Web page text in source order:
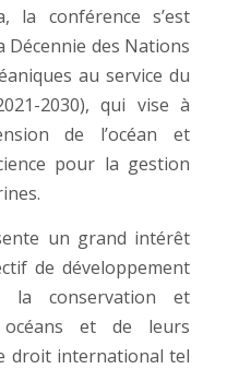
la conférence s’est
Décennie des Nations
au service du
2030), qui vise à
de l’océan et
pour la gestion
un grand intérêt
de développement
la conservation et
océans et de leurs
droit international tel